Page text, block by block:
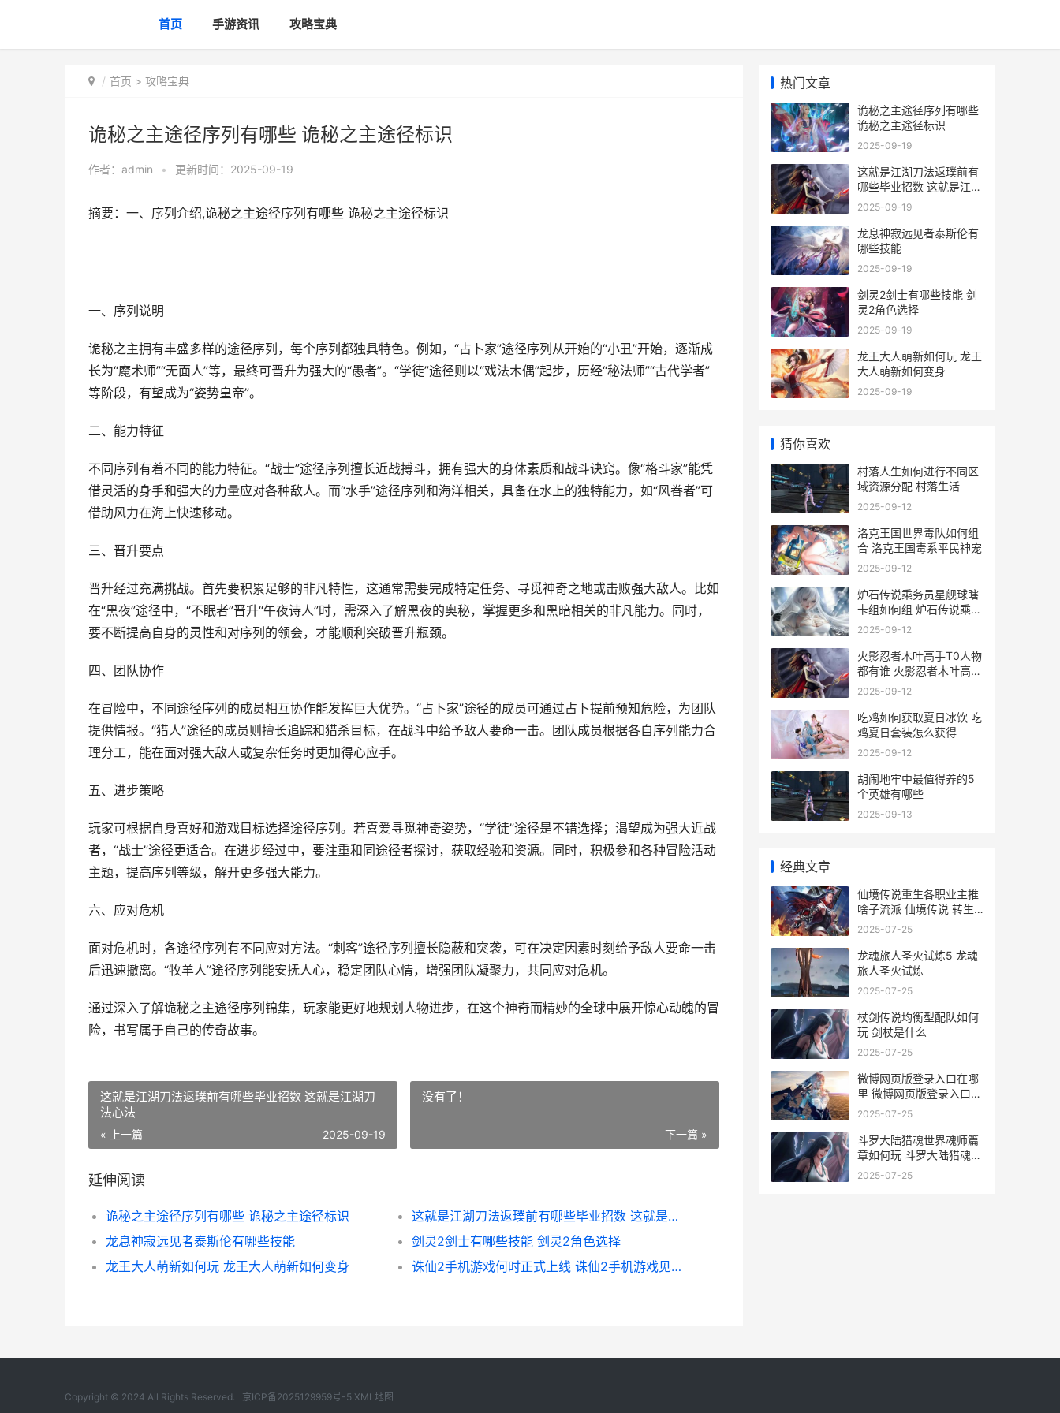
首页 手游资讯 攻略宝典
首页 > 攻略宝典
诡秘之主途径序列有哪些 诡秘之主途径标识
作者： admin • 更新时间：2025-09-19
摘要：一、序列介绍,诡秘之主途径序列有哪些 诡秘之主途径标识
一、序列说明
诡秘之主拥有丰盛多样的途径序列，每个序列都独具特色。例如，“占卜家”途径序列从开始的“小丑”开始，逐渐成
长为“魔术师”“无面人”等，最终可晋升为强大的“愚者”。“学徒”途径则以“戏法木偶”起步，历经“秘法师”“古代学者”
等阶段，有望成为“姿势皇帝”。
二、能力特征
不同序列有着不同的能力特征。“战士”途径序列擅长近战搏斗，拥有强大的身体素质和战斗诀窍。像“格斗家”能凭
借灵活的身手和强大的力量应对各种敌人。而“水手”途径序列和海洋相关，具备在水上的独特能力，如“风眷者”可
借助风力在海上快速移动。
三、晋升要点
晋升经过充满挑战。首先要积累足够的非凡特性，这通常需要完成特定任务、寻觅神奇之地或击败强大敌人。比如
在“黑夜”途径中，“不眠者”晋升“午夜诗人”时，需深入了解黑夜的奥秘，掌握更多和黑暗相关的非凡能力。同时，
要不断提高自身的灵性和对序列的领会，才能顺利突破晋升瓶颈。
四、团队协作
在冒险中，不同途径序列的成员相互协作能发挥巨大优势。“占卜家”途径的成员可通过占卜提前预知危险，为团队
提供情报。“猎人”途径的成员则擅长追踪和猎杀目标，在战斗中给予敌人要命一击。团队成员根据各自序列能力合
理分工，能在面对强大敌人或复杂任务时更加得心应手。
五、进步策略
玩家可根据自身喜好和游戏目标选择途径序列。若喜爱寻觅神奇姿势，“学徒”途径是不错选择；渴望成为强大近战
者，“战士”途径更适合。在进步经过中，要注重和同途径者探讨，获取经验和资源。同时，积极参和各种冒险活动
主题，提高序列等级，解开更多强大能力。
六、应对危机
面对危机时，各途径序列有不同应对方法。“刺客”途径序列擅长隐蔽和突袭，可在决定因素时刻给予敌人要命一击
后迅速撤离。“牧羊人”途径序列能安抚人心，稳定团队心情，增强团队凝聚力，共同应对危机。
通过深入了解诡秘之主途径序列锦集，玩家能更好地规划人物进步，在这个神奇而精妙的全球中展开惊心动魄的冒
险，书写属于自己的传奇故事。
这就是江湖刀法返璞前有哪些毕业招数 这就是江湖刀
法心法
« 上一篇 2025-09-19
没有了！
下一篇 »
延伸阅读
诡秘之主途径序列有哪些 诡秘之主途径标识
这就是江湖刀法返璞前有哪些毕业招数 这就是江湖刀法心法
龙息神寂远见者泰斯伦有哪些技能
剑灵2剑士有哪些技能 剑灵2角色选择
龙王大人萌新如何玩 龙王大人萌新如何变身
诛仙2手机游戏何时正式上线 诛仙2手机游戏见影灵泉奇遇在哪
热门文章
诡秘之主途径序列有哪些
诡秘之主途径标识
2025-09-19
这就是江湖刀法返璞前有
哪些毕业招数 这就是江湖
刀法心法
2025-09-19
龙息神寂远见者泰斯伦有
哪些技能
2025-09-19
剑灵2剑士有哪些技能 剑
灵2角色选择
2025-09-19
龙王大人萌新如何玩 龙王
大人萌新如何变身
2025-09-19
猜你喜欢
村落人生如何进行不同区
域资源分配 村落生活
2025-09-12
洛克王国世界毒队如何组
合 洛克王国毒系平民神宠
2025-09-12
炉石传说乘务员星舰球瞎
卡组如何组 炉石传说乘务
员接邻
2025-09-12
火影忍者木叶高手T0人物
都有谁 火影忍者木叶高手
升星表
2025-09-12
吃鸡如何获取夏日冰饮 吃
鸡夏日套装怎么获得
2025-09-12
胡闹地牢中最值得养的5
个英雄有哪些
2025-09-13
经典文章
仙境传说重生各职业主推
啥子流派 仙境传说 转生
流程
2025-07-25
龙魂旅人圣火试炼5 龙魂
旅人圣火试炼
2025-07-25
杖剑传说均衡型配队如何
玩 剑杖是什么
2025-07-25
微博网页版登录入口在哪
里 微博网页版登录入口的
注意事项
2025-07-25
斗罗大陆猎魂世界魂师篇
章如何玩 斗罗大陆猎魂世
界好玩吗
2025-07-25
Copyright © 2024 All Rights Reserved. 京ICP备2025129959号-5 XML地图